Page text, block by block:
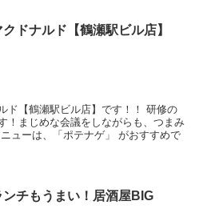
クドナルド【鶴瀬駅ビル店】
ド【鶴瀬駅ビル店】です！！ 研修の
！まじめな会議をしながらも、つまみ
ューは、「ポテナゲ」 がおすすめで
ンチもうまい！居酒屋BIG